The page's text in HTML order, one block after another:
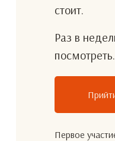
стоит.
Раз в
Первое